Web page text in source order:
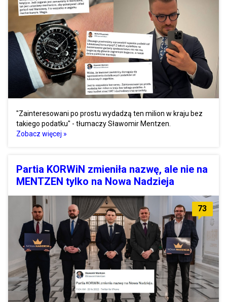
"Zainteresowani po prostu wydadzą ten milion w kraju bez
takiego podatku" - tłumaczy Sławomir Mentzen.
Zobacz więcej »
Partia KORWiN zmieniła nazwę, ale nie na
MENTZEN tylko na Nowa Nadzieja
73